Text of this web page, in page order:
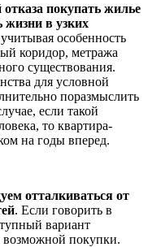
покупать жилье
жизни в узких
особенность
коридор, метража
существования.
для условной
поразмыслить
если такой
то квартира-
на годы вперед.
отталкиваться от
. Если говорить в
вариант
возможной покупки.